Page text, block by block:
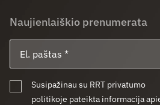
Naujienlaiškio prenumerata
Susipažinau su RRT privatumo
politikoje pateikta informacija